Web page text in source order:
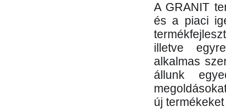
A GRANIT
és a piaci
illetve
alkalmas
állunk
új